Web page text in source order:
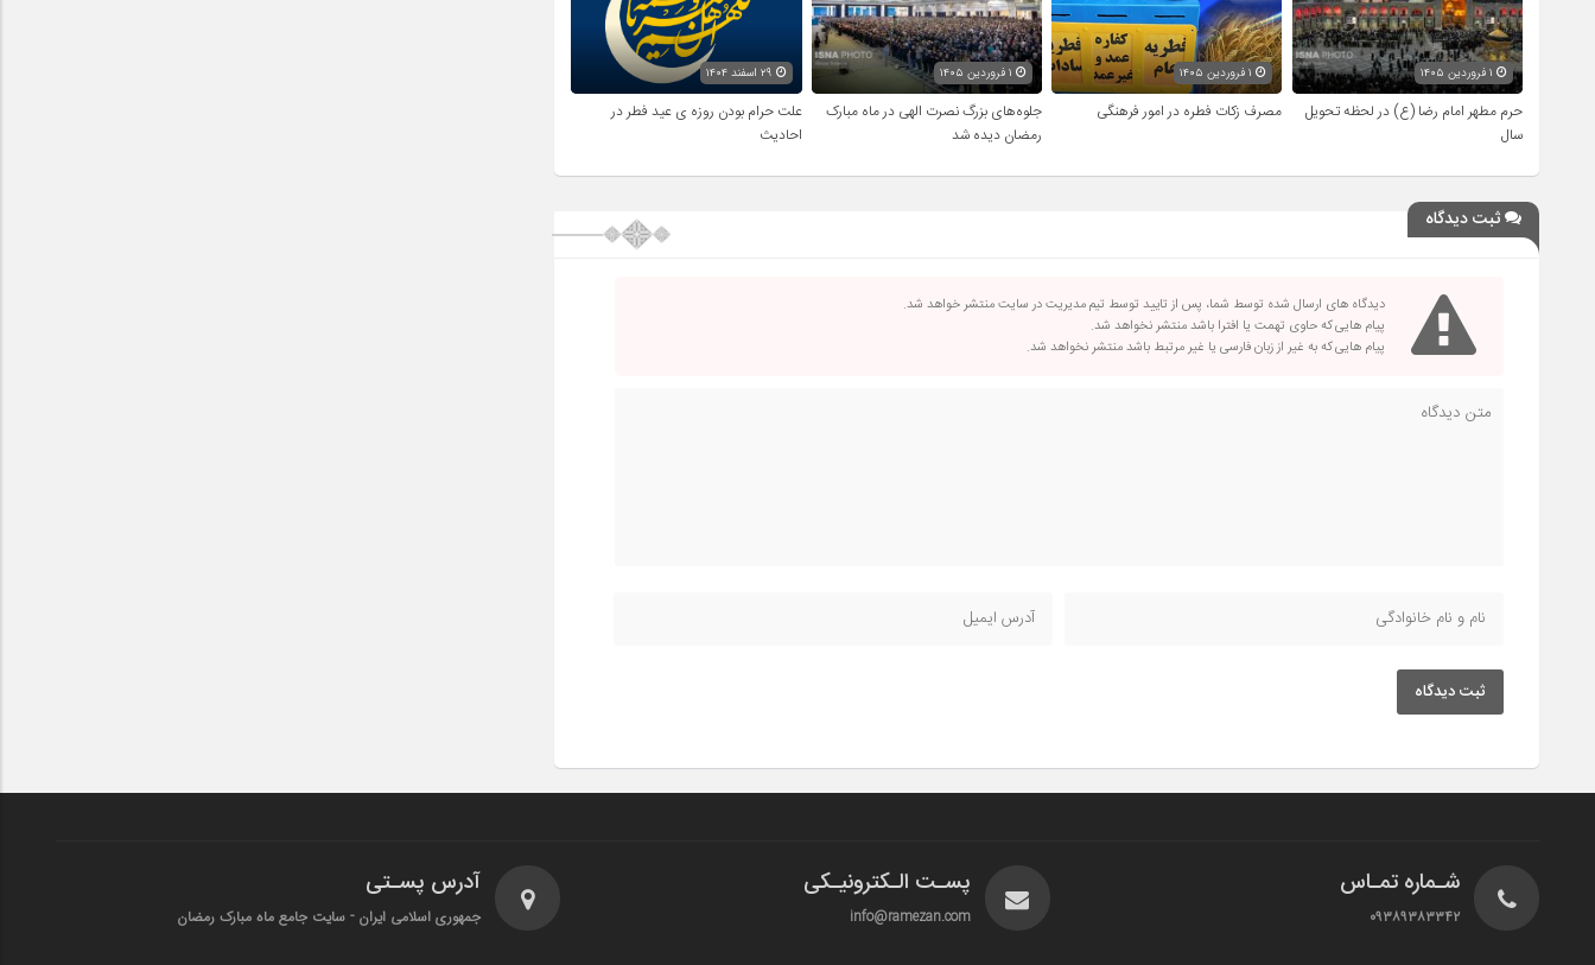
حرم مطهر امام رضا (ع) در لحظه تحویل
سال
۱ فروردین ۱۴۰۵
مصرف زکات فطره در امور فرهنگی
جلوه‌های بزرگ نصرت الهی در ماه مبارک
رمضان دیده شد
علت حرام بودن روزه ی عید فطر در
احادیث
ثبت دیدگاه
دیدگاه های ارسال شده توسط شما، پس از تایید توسط تیم مدیریت در سایت منتشر خواهد شد.
پیام هایی که حاوی تهمت یا افترا باشد منتشر نخواهد شد.
پیام هایی که به غیر از زبان فارسی یا غیر مرتبط باشد منتشر نخواهد شد.
ثبت دیدگاه
شـماره تمـاس
۰۹۳۸۹۳۸۳۳۴۲
پسـت الـکترونیـکی
info@ramezan.com
آدرس پسـتی
جمهوری اسلامی ایران - سایت جامع ماه مبارک رمضان